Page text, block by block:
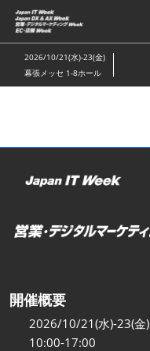
ス
キ
ッ
し
む
2026/10/21(水)-23(金)
幕張メッセ 1-8ホール
開催概要
2026/10/21(水)-23(金)
10:00-17:00